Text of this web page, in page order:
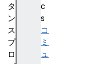
c
s
コ
ミ
ュ
タ
ン
ス
プ
ロ